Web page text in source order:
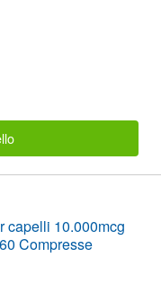
capelli 10.000mcg
Compresse